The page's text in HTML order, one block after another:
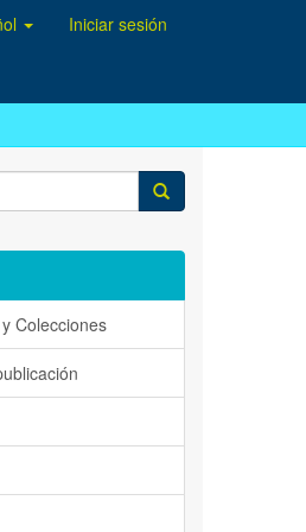
Iniciar sesión
Colecciones